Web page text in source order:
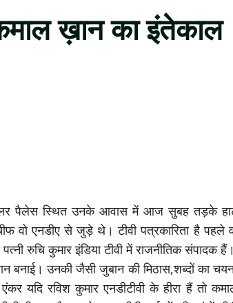
ख़ान का इंतेकाल
पैलेस स्थित उनके आवास में आज सुबह तड़के
एनडीए से जुड़े थे। टीवी पत्रकारिता है पहले
रुचि कुमार इंडिया टीवी में राजनीतिक संपादक हैं।
बनाई। उनकी जैसी जुबान की मिठास,शब्दों का
यदि रविश कुमार एनडीटीवी के हीरा हैं तो